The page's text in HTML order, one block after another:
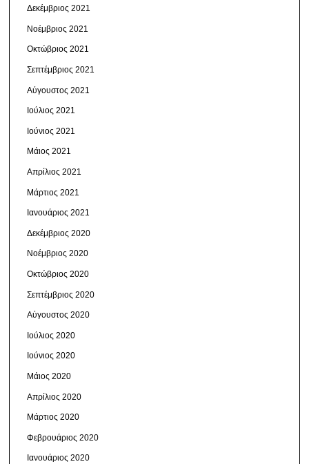
Δεκέμβριος 2021
Νοέμβριος 2021
Οκτώβριος 2021
Σεπτέμβριος 2021
Αύγουστος 2021
Ιούλιος 2021
Ιούνιος 2021
Μάιος 2021
Απρίλιος 2021
Μάρτιος 2021
Ιανουάριος 2021
Δεκέμβριος 2020
Νοέμβριος 2020
Οκτώβριος 2020
Σεπτέμβριος 2020
Αύγουστος 2020
Ιούλιος 2020
Ιούνιος 2020
Μάιος 2020
Απρίλιος 2020
Μάρτιος 2020
Φεβρουάριος 2020
Ιανουάριος 2020